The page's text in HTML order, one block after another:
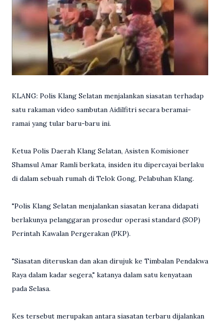
KLANG: Polis Klang Selatan menjalankan siasatan terhadap
satu rakaman video sambutan Aidilfitri secara beramai-
ramai yang tular baru-baru ini.
Ketua Polis Daerah Klang Selatan, Asisten Komisioner
Shamsul Amar Ramli berkata, insiden itu dipercayai berlaku
di dalam sebuah rumah di Telok Gong, Pelabuhan Klang.
"Polis Klang Selatan menjalankan siasatan kerana didapati
berlakunya pelanggaran prosedur operasi standard (SOP)
Perintah Kawalan Pergerakan (PKP).
"Siasatan diteruskan dan akan dirujuk ke Timbalan Pendakwa
Raya dalam kadar segera," katanya dalam satu kenyataan
pada Selasa.
Kes tersebut merupakan antara siasatan terbaru dijalankan